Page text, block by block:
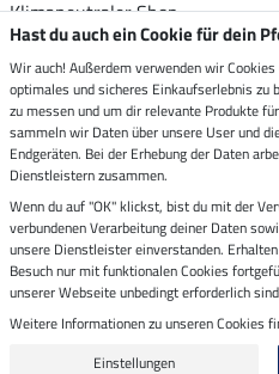
Klimaneutraler Shop
Zustellung durch
Sicher bezahlen mit
Letzte Aktualisierung
Alle Preise in Euro inkl.
Hast du auch ein Cookie für dein
Wir auch! Außerdem verwenden wir
optimales und sicheres Einkaufserlebnis zu
zu messen und um dir relevante Produkte
sammeln wir Daten über unsere User und
Endgeräten. Bei der Erhebung der Daten
Dienstleistern zusammen.
Wenn du auf "OK" klickst, bist du mit der
verbundenen Verarbeitung deiner Daten
unsere Dienstleister einverstanden.
Besuch nur mit funktionalen Cookies
unserer Webseite unbedingt erforderlich
Weitere Informationen zu unseren Cookies
Einstellungen